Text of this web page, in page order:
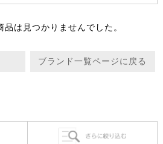
品は見つかりませんでした。
ブランド一覧ページに戻る